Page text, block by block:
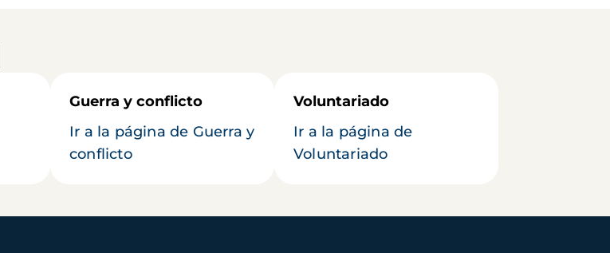
Guerra y conflicto
Ir a la página de Guerra y
conflicto
Voluntariado
Ir a la página de
Voluntariado